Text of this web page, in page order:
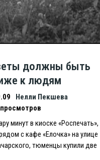
должны быть
к людям
Нелли Пекшева
минут в киоске «Роспечать»,
с кафе «Елочка» на улице
тюменцы купили две